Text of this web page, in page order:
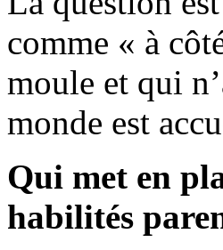
comme « à
moule et qui
monde est
Qui met en
habilités